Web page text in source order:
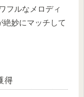
フルなメロディ
絶妙にマッチして
得